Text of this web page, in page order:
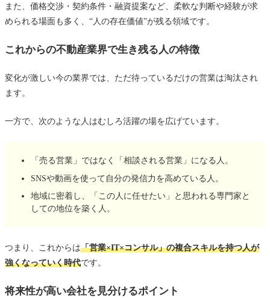
また、価格交渉・契約条件・融資提案など、柔軟な判断や経験が求
められる場面も多く、“人の存在価値”が残る領域です。
これからの不動産業界で生き残る人の特徴
変化が激しい今の業界では、ただ待っているだけの営業は淘汰され
ます。
一方で、次のような人はむしろ活躍の場を広げています。
「売る営業」ではなく「相談される営業」になる人。
SNSや動画を使って自分の発信力を高めている人。
地域に密着し、「この人に任せたい」と思われる専門家と
しての地位を築く人。
つまり、これからは「営業×IT×コンサル」の複合スキルを持つ人が
強くなっていく時代です。
将来性が高い会社を見分けるポイント